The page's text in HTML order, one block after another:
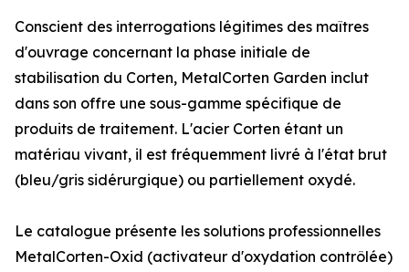
Conscient des interrogations légitimes des maîtres
d'ouvrage concernant la phase initiale de
stabilisation du Corten, MetalCorten Garden inclut
dans son offre une sous-gamme spécifique de
produits de traitement. L'acier Corten étant un
matériau vivant, il est fréquemment livré à l'état brut
(bleu/gris sidérurgique) ou partiellement oxydé.
Le catalogue présente les solutions professionnelles
MetalCorten-Oxid (activateur d'oxydation contrôlée)